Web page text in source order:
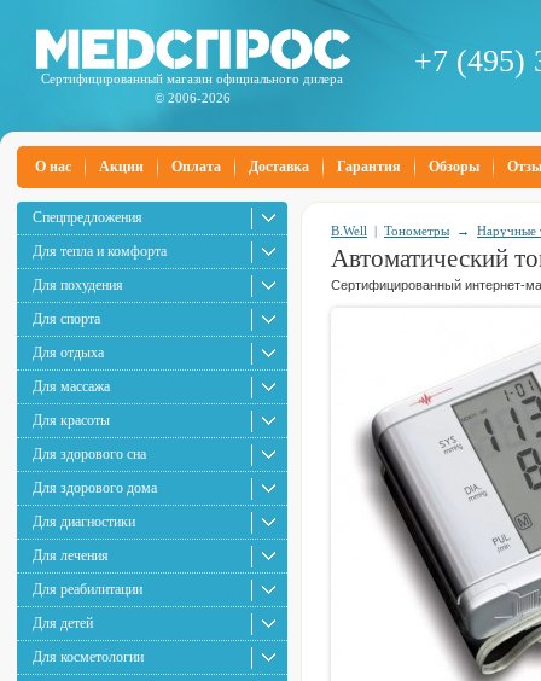
Сертифицированный магазин официального дилера
© 2006-2026
+7 (495)
О нас Акции Оплата Доставка Гарантия Обзоры
Спецпредложения
Для тепла и комфорта
Для похудения
Для спорта
Для отдыха
Для массажа
Для красоты
Для здорового сна
Для здорового дома
Для диагностики
Для лечения
Для реабилитации
Для детей
Для косметологии
B.Well | Тонометры → Наручные
Автоматический
Сертифицированный интернет-